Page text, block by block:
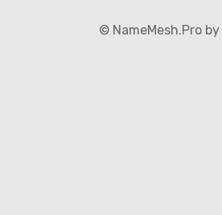
© NameMesh.Pro by